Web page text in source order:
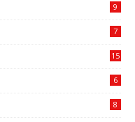
9
7
15
6
8